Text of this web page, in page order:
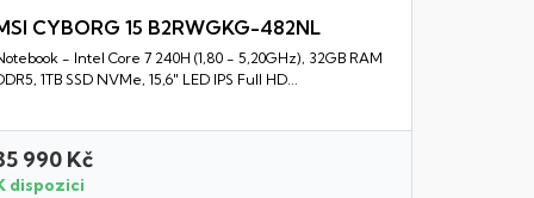
Rychlý náhled
CYBORG 15 B2RWGKG-482NL
- Intel Core 7 240H (1,80 - 5,20GHz), 32GB RAM
1TB SSD NVMe, 15,6" LED IPS Full HD...
990 Kč
dispozici